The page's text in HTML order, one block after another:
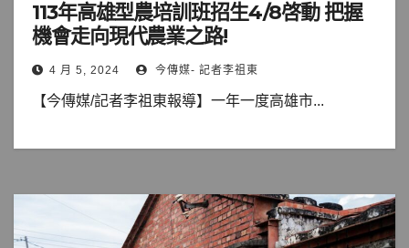
113年高雄型農培訓班招生4/8啓動 把握
機會走向現代農業之路!
4 月 5, 2024 今傳媒- 記者李祖東
【今傳媒/記者李祖東報導】一年一度高雄市...